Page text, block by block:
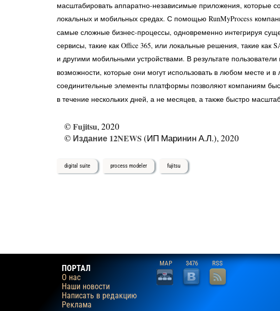
масштабировать аппаратно-независимые приложения, которые
локальных и мобильных средах. С помощью RunMyProcess
самые сложные бизнес-процессы, одновременно интегрируя
сервисы, такие как Office 365, или локальные решения, такие
и другими мобильными устройствами. В результате
возможности, которые они могут использовать в любом месте и
соединительные элементы платформы позволяют компаниям
в течение нескольких дней, а не месяцев, а также быстро
©Fujitsu, 2020
© Издание 12NEWS (ИП Маринин А.Л.), 2020
digital suite process modeler fujitsu
ПОРТАЛ
О нас
Наши новости
Написать в редакцию
Реклама
MAP 3476 RSS